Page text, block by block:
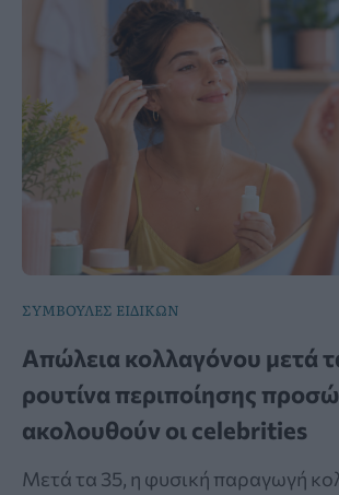
ΣΥΜΒΟΥΛΕΣ ΕΙΔΙΚΩΝ
Απώλεια κολλαγόνου μετά
ρουτίνα περιποίησης
ακολουθούν οι celebrities
Μετά τα 35, η φυσική παραγωγή